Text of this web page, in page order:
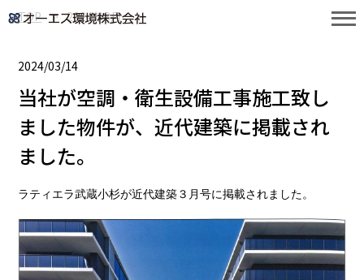
TOP 2024年3月
2024/03/14
当社が空調・衛生設備工事施工致し
ました物件が、近代建築に掲載され
ました。
ラティエラ武蔵小杉が近代建築３月号に掲載されました。